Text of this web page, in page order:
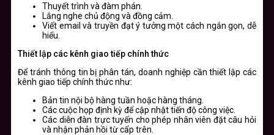
Thuyết trình và đàm phán.
Lắng nghe chủ động và đồng cảm.
Viết email và truyền đạt ý tưởng một cách ngắn gọn, dễ
hiểu.
Thiết lập các kênh giao tiếp chính thức
Để tránh thông tin bị phân tán, doanh nghiệp cần thiết lập các
kênh giao tiếp chính thức như:
Bản tin nội bộ hàng tuần hoặc hàng tháng.
Các cuộc họp định kỳ để cập nhật tiến độ công việc.
Các diễn đàn trực tuyến cho phép nhân viên đặt câu hỏi
và nhận phản hồi từ cấp trên.